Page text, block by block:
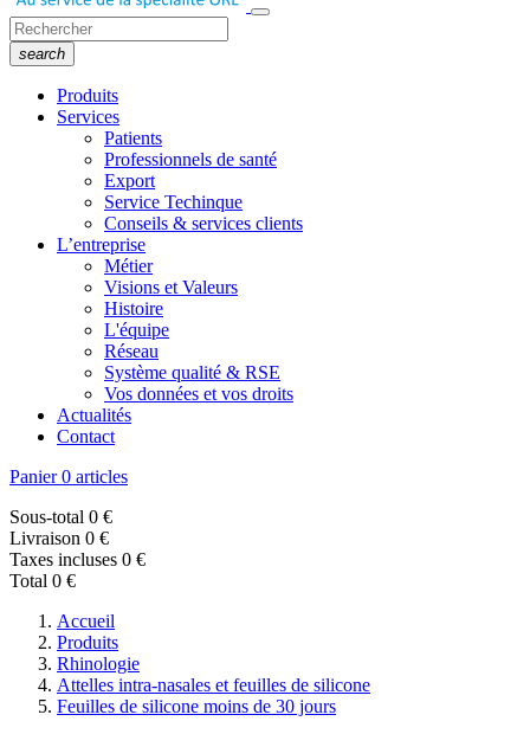
search
Produits
Services
Patients
Professionnels de santé
Export
Service Techinque
Conseils & services clients
L’entreprise
Métier
Visions et Valeurs
Histoire
L'équipe
Réseau
Système qualité & RSE
Vos données et vos droits
Actualités
Contact
Panier 0 articles
Sous-total 0 €
Livraison 0 €
Taxes incluses 0 €
Total 0 €
Accueil
Produits
Rhinologie
Attelles intra-nasales et feuilles de silicone
Feuilles de silicone moins de 30 jours